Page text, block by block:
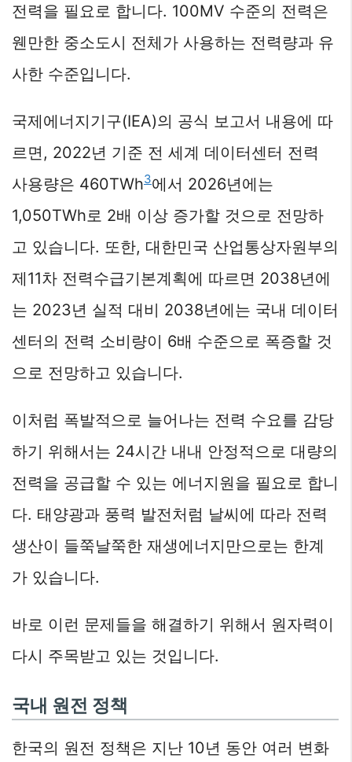
전력을 필요로 합니다. 100MV 수준의 전력은
웬만한 중소도시 전체가 사용하는 전력량과 유
사한 수준입니다.
국제에너지기구(IEA)의 공식 보고서 내용에 따
르면, 2022년 기준 전 세계 데이터센터 전력
사용량은 460TWh3에서 2026년에는
1,050TWh로 2배 이상 증가할 것으로 전망하
고 있습니다. 또한, 대한민국 산업통상자원부의
제11차 전력수급기본계획에 따르면 2038년에
는 2023년 실적 대비 2038년에는 국내 데이터
센터의 전력 소비량이 6배 수준으로 폭증할 것
으로 전망하고 있습니다.
이처럼 폭발적으로 늘어나는 전력 수요를 감당
하기 위해서는 24시간 내내 안정적으로 대량의
전력을 공급할 수 있는 에너지원을 필요로 합니
다. 태양광과 풍력 발전처럼 날씨에 따라 전력
생산이 들쭉날쭉한 재생에너지만으로는 한계
가 있습니다.
바로 이런 문제들을 해결하기 위해서 원자력이
다시 주목받고 있는 것입니다.
국내 원전 정책
한국의 원전 정책은 지난 10년 동안 여러 변화